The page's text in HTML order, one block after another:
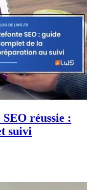
réussie :
suivi